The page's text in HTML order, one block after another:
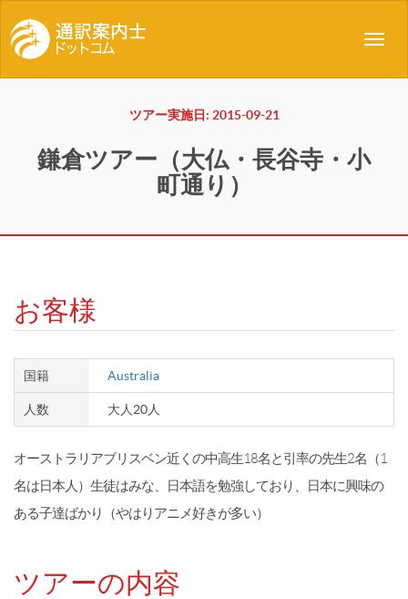
ツアー実施日: 2015-09-21
鎌倉ツアー（大仏・長谷寺・小
町通り）
お客様
国籍 Australia
人数 大人20人
オーストラリアブリスベン近くの中高生18名と引率の先生2名（1
名は日本人）生徒はみな、日本語を勉強しており、日本に興味の
ある子達ばかり（やはりアニメ好きが多い）
ツアーの内容